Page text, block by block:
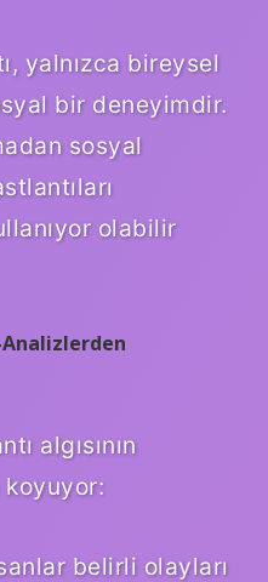
yalnızca bireysel
bir deneyimdir.
sosyal
olabilir
Analizlerden
algısının
koyuyor:
belirli olayları